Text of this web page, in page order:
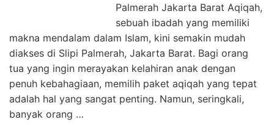
Palmerah Jakarta Barat Aqiqah,
sebuah ibadah yang memiliki
makna mendalam dalam Islam, kini semakin mudah
diakses di Slipi Palmerah, Jakarta Barat. Bagi orang
tua yang ingin merayakan kelahiran anak dengan
penuh kebahagiaan, memilih paket aqiqah yang tepat
adalah hal yang sangat penting. Namun, seringkali,
banyak orang …